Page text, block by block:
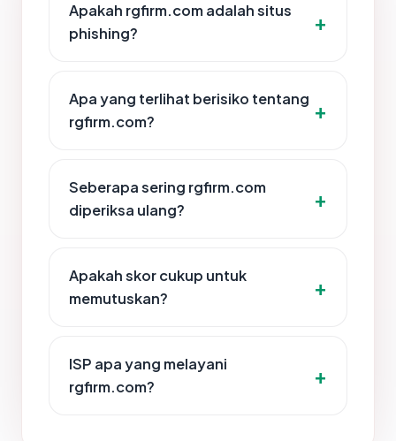
Apakah rgfirm.com adalah situs
phishing?
Apa yang terlihat berisiko tentang
rgfirm.com?
Seberapa sering rgfirm.com
diperiksa ulang?
Apakah skor cukup untuk
memutuskan?
ISP apa yang melayani
rgfirm.com?